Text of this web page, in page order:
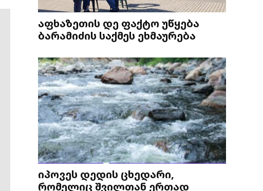
აფხაზეთის დე ფაქტო უწყება
ბარამიძის საქმეს ეხმაურება
იპოვეს დედის ცხედარი,
რომელიც შვილთან ერთად